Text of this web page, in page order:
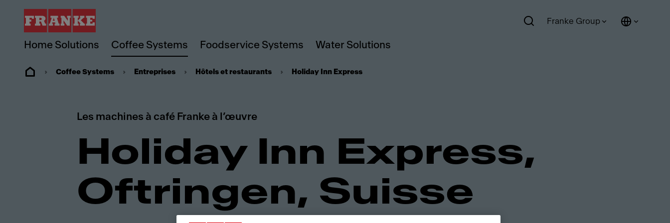
Home Solutions Coffee Systems Foodservice Systems Water Solutions
Franke Group
Coffee Systems Entreprises Hôtels et restaurants Holiday Inn Express
Les machines à café Franke à l’œuvre
Holiday Inn Express,
Oftringen, Suisse